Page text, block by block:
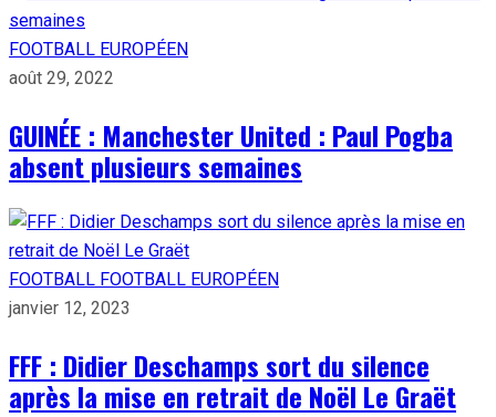
FOOTBALL EUROPÉEN
août 29, 2022
GUINÉE : Manchester United : Paul Pogba
absent plusieurs semaines
FOOTBALL FOOTBALL EUROPÉEN
janvier 12, 2023
FFF : Didier Deschamps sort du silence
après la mise en retrait de Noël Le Graët